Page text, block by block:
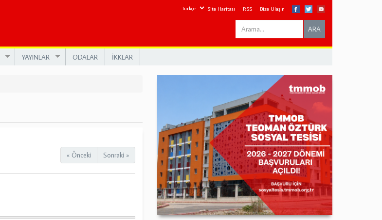
Site Haritası RSS Bize Ulaşın
Search
this
ARA
YAYINLAR ODALAR İKKLAR
« Önceki Sonraki »